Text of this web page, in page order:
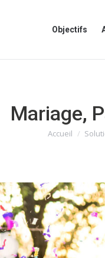
Objectifs
Mariage,
Vous êtes ici :
Accueil